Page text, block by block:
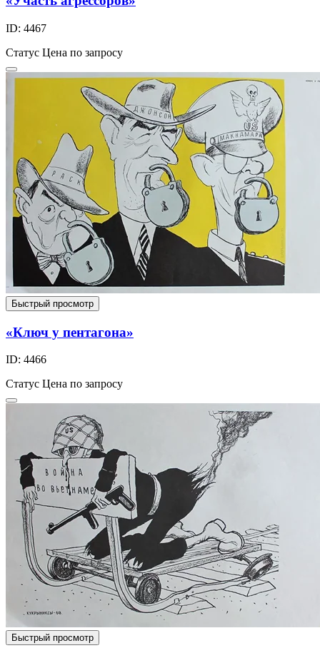
ID: 4467
Статус Цена по запросу
Быстрый просмотр
«Ключ у пентагона»
ID: 4466
Статус Цена по запросу
Быстрый просмотр